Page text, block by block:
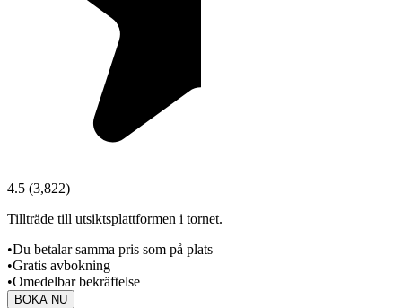
4.5 (3,822)
Tillträde till utsiktsplattformen i tornet.
•Du betalar samma pris som på plats
•Gratis avbokning
•Omedelbar bekräftelse
BOKA NU